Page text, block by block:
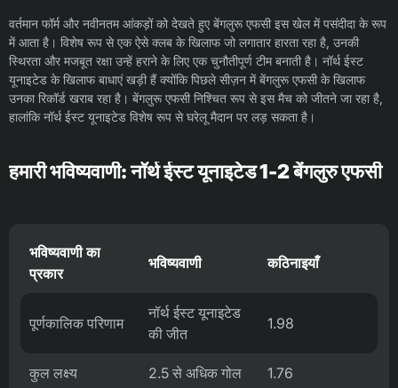
वर्तमान फॉर्म और नवीनतम आंकड़ों को देखते हुए बेंगलुरू एफसी इस खेल में पसंदीदा के रूप
में आता है। विशेष रूप से एक ऐसे क्लब के खिलाफ जो लगातार हारता रहा है, उनकी
स्थिरता और मजबूत रक्षा उन्हें हराने के लिए एक चुनौतीपूर्ण टीम बनाती है। नॉर्थ ईस्ट
यूनाइटेड के खिलाफ बाधाएं खड़ी हैं क्योंकि पिछले सीज़न में बेंगलुरू एफसी के खिलाफ
उनका रिकॉर्ड खराब रहा है। बेंगलुरू एफसी निश्चित रूप से इस मैच को जीतने जा रहा है,
हालांकि नॉर्थ ईस्ट यूनाइटेड विशेष रूप से घरेलू मैदान पर लड़ सकता है।
हमारी भविष्यवाणी: नॉर्थ ईस्ट यूनाइटेड 1-2 बेंगलुरु एफसी
भविष्यवाणी का
प्रकार
भविष्यवाणी कठिनाइयाँ
पूर्णकालिक परिणाम
नॉर्थ ईस्ट यूनाइटेड
की जीत
1.98
कुल लक्ष्य 2.5 से अधिक गोल 1.76